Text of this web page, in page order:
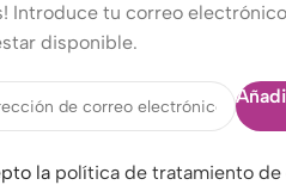
Introduce tu correo
disponible.
la política de tratamiento de